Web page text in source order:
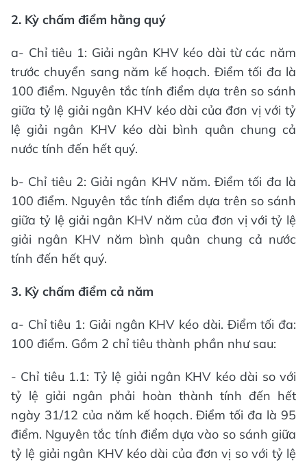
2. Kỳ chấm điểm hằng quý
a- Chỉ tiêu 1: Giải ngân KHV kéo dài từ các năm
trước chuyển sang năm kế hoạch. Điểm tối đa là
100 điểm. Nguyên tắc tính điểm dựa trên so sánh
giữa tỷ lệ giải ngân KHV kéo dài của đơn vị với tỷ
lệ giải ngân KHV kéo dài bình quân chung cả
nước tính đến hết quý.
b- Chỉ tiêu 2: Giải ngân KHV năm. Điểm tối đa là
100 điểm. Nguyên tắc tính điểm dựa trên so sánh
giữa tỷ lệ giải ngân KHV năm của đơn vị với tỷ lệ
giải ngân KHV năm bình quân chung cả nước
tính đến hết quý.
3. Kỳ chấm điểm cả năm
a- Chỉ tiêu 1: Giải ngân KHV kéo dài. Điểm tối đa:
100 điểm. Gồm 2 chỉ tiêu thành phần như sau:
- Chỉ tiêu 1.1: Tỷ lệ giải ngân KHV kéo dài so với
tỷ lệ giải ngân phải hoàn thành tính đến hết
ngày 31/12 của năm kế hoạch. Điểm tối đa là 95
điểm. Nguyên tắc tính điểm dựa vào so sánh giữa
tỷ lệ giải ngân KHV kéo dài của đơn vị so với tỷ lệ